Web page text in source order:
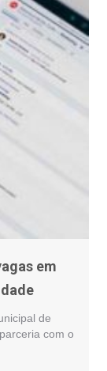
em
de
com o